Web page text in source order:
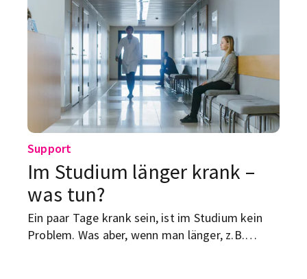
Support
Im Studium länger krank –
was tun?
Ein paar Tage krank sein, ist im Studium kein
Problem. Was aber, wenn man länger, z.B.